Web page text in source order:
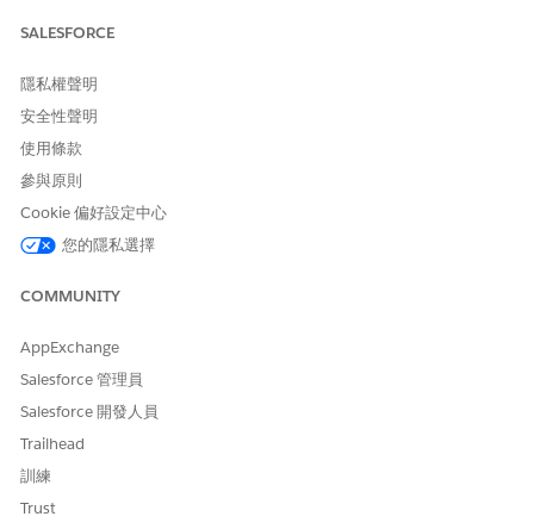
開啟 Data 360
管理 Data 360 使用者
使用 Data 360 權限集管理存取權
管理資料空間
設定 Salesforce CRM 連接器
SALESFORCE
隱私權聲明
安全性聲明
使用條款
參與原則
Cookie 偏好設定中心
您的隱私選擇
COMMUNITY
AppExchange
Salesforce 管理員
Salesforce 開發人員
Trailhead
訓練
Trust